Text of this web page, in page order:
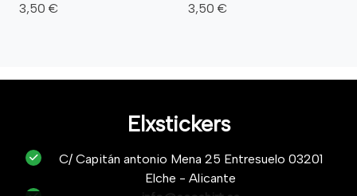
3,50 € 3,50 €
Elxstickers
C/ Capitán antonio Mena 25 Entresuelo 03201
Elche - Alicante